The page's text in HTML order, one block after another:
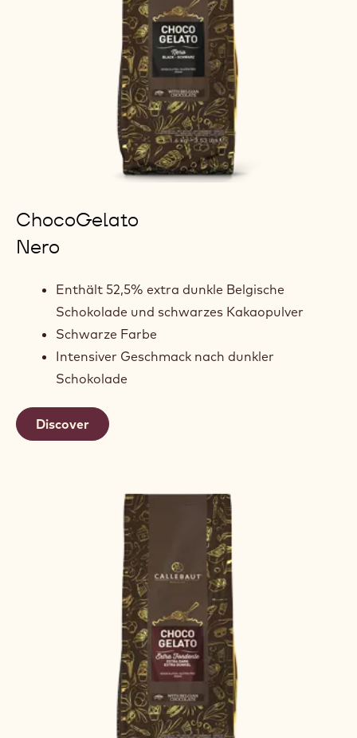
ChocoGelato
Nero
Enthält 52,5% extra dunkle Belgische
Schokolade und schwarzes Kakaopulver
Schwarze Farbe
Intensiver Geschmack nach dunkler
Schokolade
Discover